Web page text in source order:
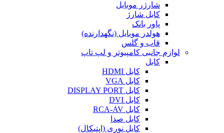
شارژر موبایل
کابل شارژ
پاور بانک
هولدر موبایل (نگهدارنده)
قاب و گلس
لوازم جانبی کامپیوتر و لپ تاپ
کابل
کابل HDMI
کابل VGA
کابل DISPLAY PORT
کابل DVI
کابل RCA-AV
کابل صدا
کابل نوری (اپتیکال)